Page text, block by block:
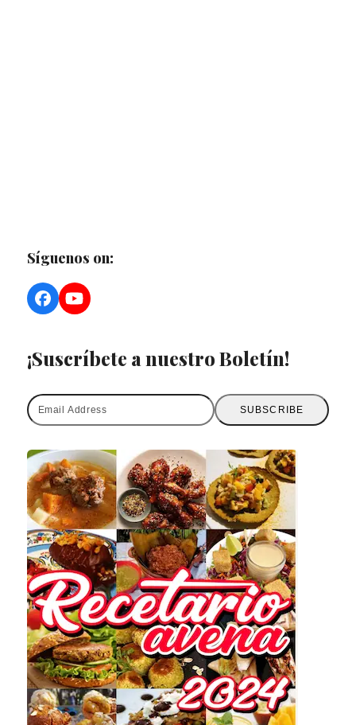
Síguenos on:
Facebook
YouTube
¡Suscríbete a nuestro Boletín!
Email
Address
SUBSCRIBE